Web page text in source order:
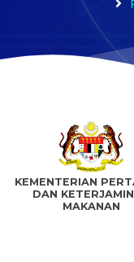
KEMENTERIAN
DAN
MAKANAN